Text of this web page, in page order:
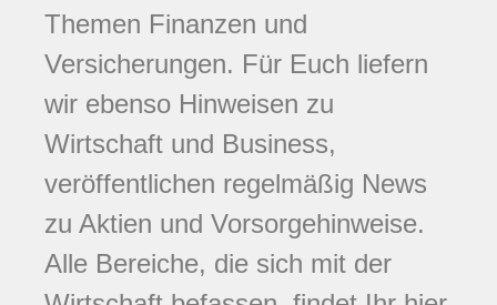
Themen Finanzen und
Versicherungen. Für Euch liefern
wir ebenso Hinweisen zu
Wirtschaft und Business,
veröffentlichen regelmäßig News
zu Aktien und Vorsorgehinweise.
Alle Bereiche, die sich mit der